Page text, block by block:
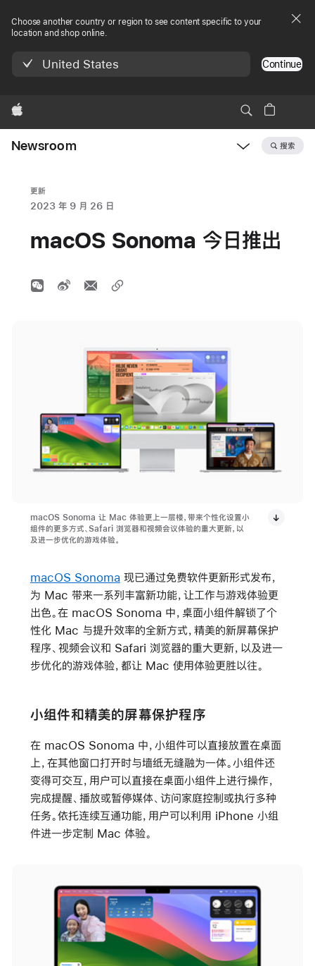
Choose another country or region to see content specific to your
location and shop online.
United States Continue
Apple
Newsroom 搜索
更新
2023 年 9 月 26 日
macOS Sonoma 今日推出
macOS Sonoma 让 Mac 体验更上一层楼，带来个性化设置小
组件的更多方式、Safari 浏览器和视频会议体验的重大更新，以
及进一步优化的游戏体验。
macOS Sonoma 现已通过免费软件更新形式发布，
为 Mac 带来一系列丰富新功能，让工作与游戏体验更
出色。在 macOS Sonoma 中，桌面小组件解锁了个
性化 Mac 与提升效率的全新方式，精美的新屏幕保护
程序、视频会议和 Safari 浏览器的重大更新，以及进一
步优化的游戏体验，都让 Mac 使用体验更胜以往。
小组件和精美的屏幕保护程序
在 macOS Sonoma 中，小组件可以直接放置在桌面
上，在其他窗口打开时与墙纸无缝融为一体。小组件还
变得可交互，用户可以直接在桌面小组件上进行操作，
完成提醒、播放或暂停媒体、访问家庭控制或执行多种
任务。依托连续互通功能，用户可以利用 iPhone 小组
件进一步定制 Mac 体验。